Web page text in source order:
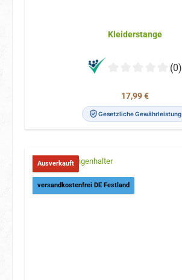
Kleiderstange
(0)
Regulärer Preis:
17,99 €
Gesetzliche Gewährleistung
Ausverkauft
versandkostenfrei DE Festland